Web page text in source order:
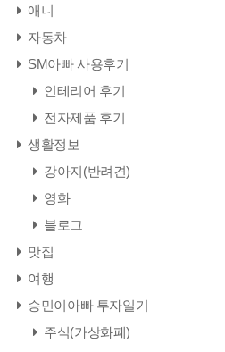
애니
자동차
SM아빠 사용후기
인테리어 후기
전자제품 후기
생활정보
강아지(반려견)
영화
블로그
맛집
여행
승민이아빠 투자일기
주식(가상화폐)